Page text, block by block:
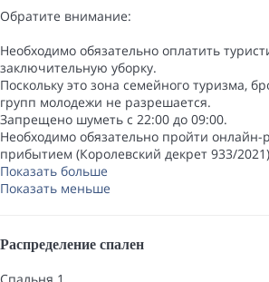
Обратите внимание:
Необходимо обязательно оплатить
заключительную уборку.
Поскольку это зона семейного туризма,
групп молодежи не разрешается.
Запрещено шуметь с 22:00 до 09:00.
Необходимо обязательно пройти
прибытием (Королевский декрет 933/
Показать больше
Показать меньше
Распределение спален